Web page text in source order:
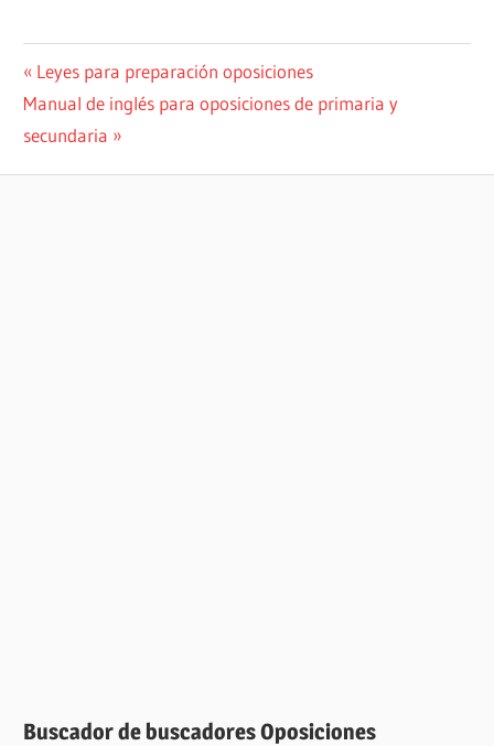
Navegación
de
Entrada
anterior:
Leyes para preparación oposiciones
Siguiente
entrada:
Manual de inglés para oposiciones de primaria y
secundaria
Buscador de buscadores Oposiciones